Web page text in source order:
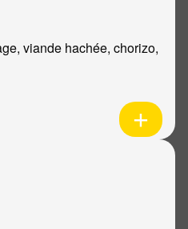
viande hachée, chorizo,